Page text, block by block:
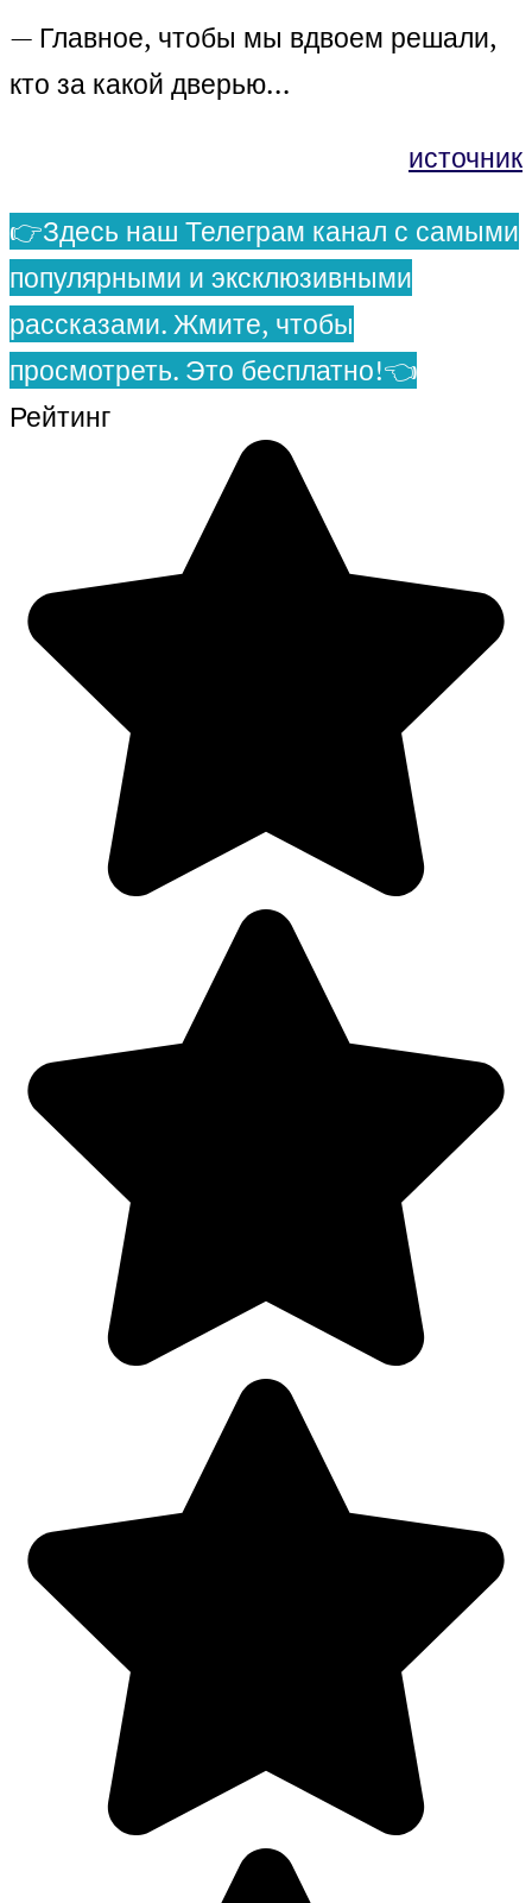
— Главное, чтобы мы вдвоем решали,
кто за какой дверью…
источник
👉Здесь наш Телеграм канал с самыми
популярными и эксклюзивными
рассказами. Жмите, чтобы
просмотреть. Это бесплатно!👈
Рейтинг